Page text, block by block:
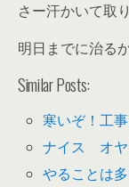
さー汗かいて取
明日までに治る
Similar Posts:
寒いぞ！工
ナイス オヤ
やることは